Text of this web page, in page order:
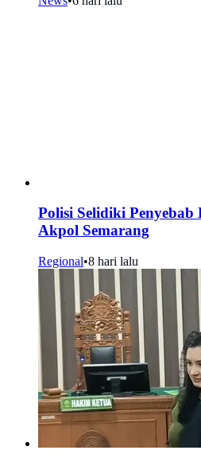
Polisi Selidiki
Akpol Semarang
Regional•8 hari lalu